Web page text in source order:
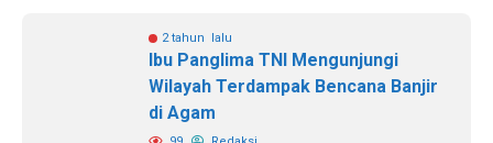
2 tahun lalu
Ibu Panglima TNI Mengunjungi
Wilayah Terdampak Bencana Banjir
di Agam